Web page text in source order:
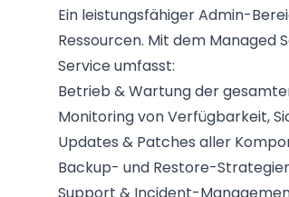
Ein leistungsfähiger Admin-
Ressourcen. Mit dem Managed
Service umfasst:
Betrieb & Wartung der
Monitoring von Verfügbarkeit,
Updates & Patches aller
Backup- und Restore-